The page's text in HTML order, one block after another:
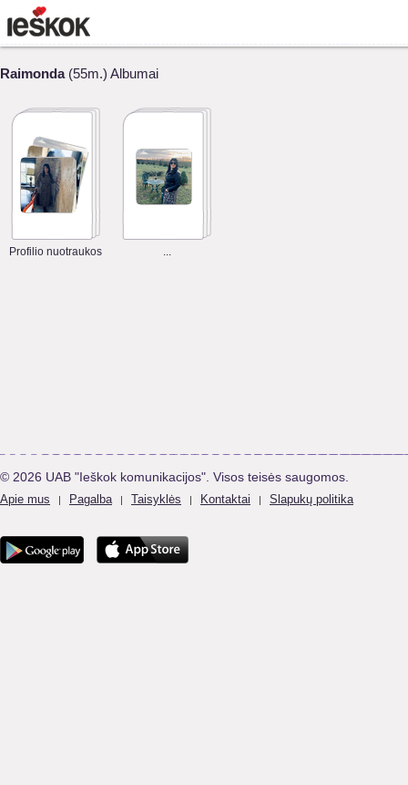
Raimonda(55m.) Albumai
Profilio nuotraukos ...
© 2026 UAB "Ieškok komunikacijos". Visos teisės saugomos.
Apie mus | Pagalba | Taisyklės | Kontaktai | Slapukų politika